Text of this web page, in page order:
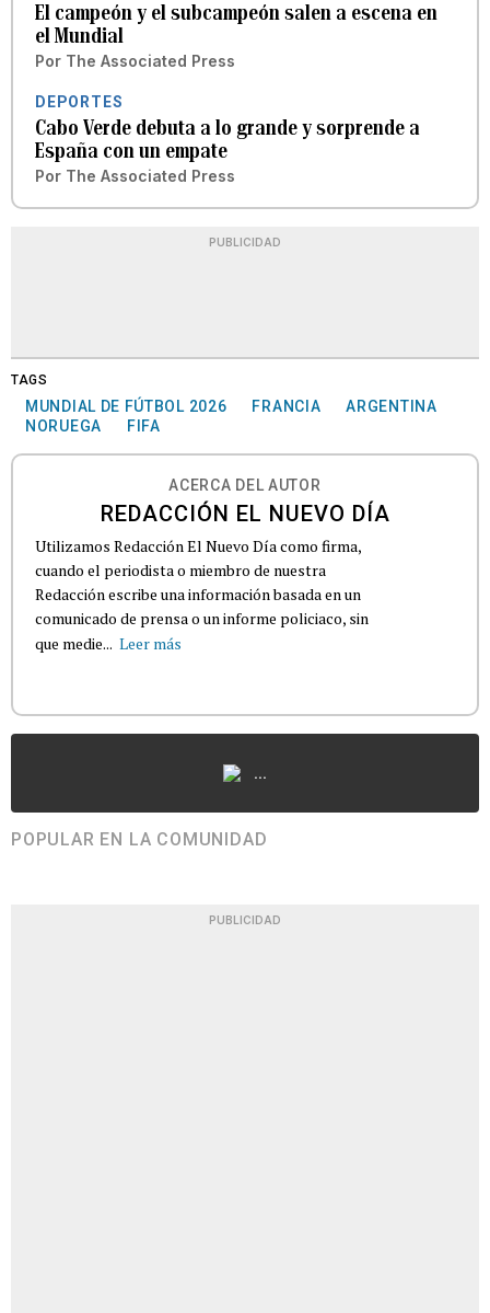
El campeón y el subcampeón salen a escena en
el Mundial
Por The Associated Press
DEPORTES
Cabo Verde debuta a lo grande y sorprende a
España con un empate
Por The Associated Press
PUBLICIDAD
TAGS
MUNDIAL DE FÚTBOL 2026 FRANCIA
ARGENTINA
NORUEGA
FIFA
ACERCA DEL AUTOR
REDACCIÓN EL NUEVO DÍA
Utilizamos Redacción El Nuevo Día como firma,
cuando el periodista o miembro de nuestra
Redacción escribe una información basada en un
comunicado de prensa o un informe policiaco, sin
que medie... Leer más
...
POPULAR EN LA COMUNIDAD
PUBLICIDAD